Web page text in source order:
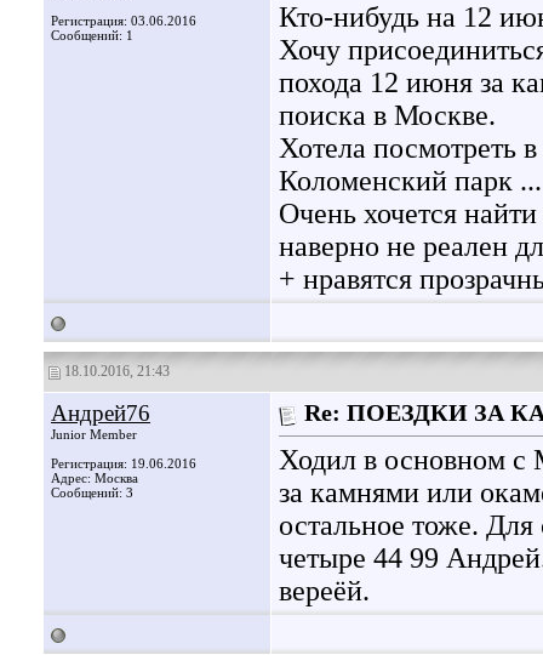
Регистрация: 03.06.2016
Сообщений: 1
Кто-нибудь на 12
Хочу
похода 12 июня за
поиска в Москве.
Хотела посмотреть
Коломенский парк ...
Очень хочется
наверно не реален
+ нравятся
18.10.2016, 21:43
Андрей76
Junior Member
Регистрация: 19.06.2016
Адрес: Москва
Сообщений: 3
Re: ПОЕЗДКИ ЗА
Ходил в основном с
за камнями или
остальное тоже.
четыре 44 99
вереёй.